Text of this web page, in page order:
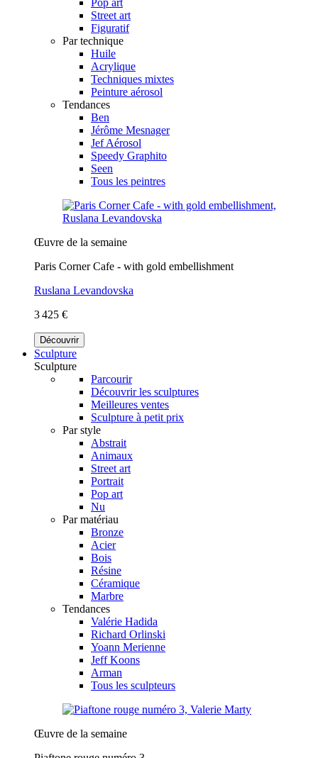
Street art
Figuratif
Par technique
Huile
Acrylique
Techniques mixtes
Peinture aérosol
Tendances
Ben
Jérôme Mesnager
Jef Aérosol
Speedy Graphito
Seen
Tous les peintres
Œuvre de la semaine
Paris Corner Cafe - with gold embellishment
Ruslana Levandovska
3 425 €
Découvrir
Sculpture
Sculpture
Parcourir
Découvrir les sculptures
Meilleures ventes
Sculpture à petit prix
Par style
Abstrait
Animaux
Street art
Portrait
Pop art
Nu
Par matériau
Bronze
Acier
Bois
Résine
Céramique
Marbre
Tendances
Valérie Hadida
Richard Orlinski
Yoann Merienne
Jeff Koons
Arman
Tous les sculpteurs
Œuvre de la semaine